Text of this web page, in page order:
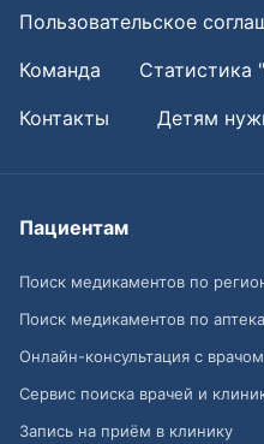
Пользовательское
Команда
Статистика
Контакты
Детям
Пациентам
Поиск медикаментов по
Поиск медикаментов по
Онлайн-консультация с врачом
Сервис поиска врачей и
Запись на приём в клинику